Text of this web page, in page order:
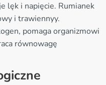
lęk i napięcie. Rumianek
i trawiennyy.
pomaga organizmowi
równowagę